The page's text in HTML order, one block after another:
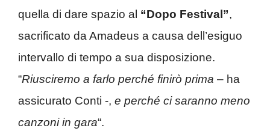
quella di dare spazio al “Dopo Festival”,
sacrificato da Amadeus a causa dell’esiguo
intervallo di tempo a sua disposizione.
“Riusciremo a farlo perché finirò prima – ha
assicurato Conti -, e perché ci saranno meno
canzoni in gara“.